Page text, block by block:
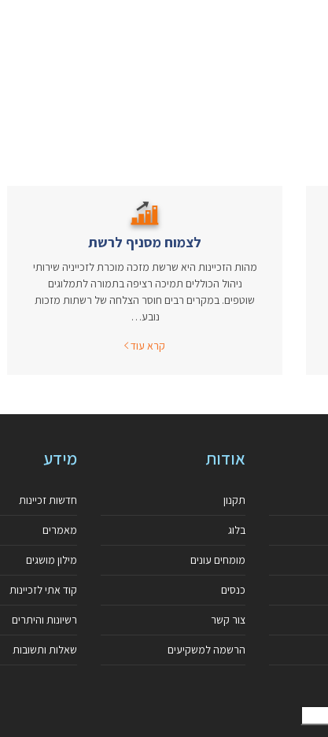
לצמוח מסניף לרשת
מהות הזכיינות היא שרשת מזכה מוכרת לזכייניה שירותי
ניהול הכוללים תמיכה רציפה בתמורה לתמלוגים
שוטפים. במקרים רבים חוסר הצלחה של רשתות מזכות
נובע…
קרא עוד
אודות
תקנון
בלוג
מומחים עונים
כנסים
צור קשר
הרשמה למשקיעים
מידע
חדשות זכיינות
מאמרים
מילון מושגים
קוד אתי לזכיינות
רשיונות והיתרים
שאלות ותשובות